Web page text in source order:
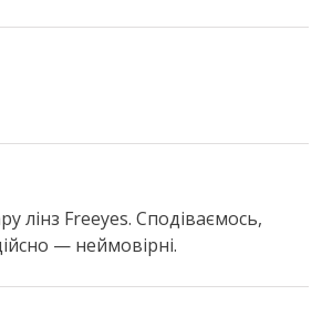
лінз Freeyes. Сподіваємось,
— неймовірні.